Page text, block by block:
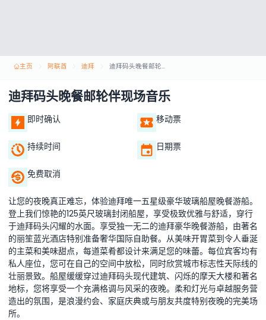
主页 阿联酋 迪拜 迪拜码头晚餐邮轮伴现场音乐
迪拜码头晚餐邮轮伴现场音乐
即时确认 移动票
持续时间 日期票
免费取消
让您的夜晚真正难忘，体验迪拜唯一五星级豪华玻璃船屋晚餐游船。
登上我们惊艳的125英尺玻璃封闭船屋，享受极致优雅与舒适，穿行
于迪拜码头闪耀的水面。享受独一无二的迪拜豪华晚餐游船，由著名
的丽笙蓝光酒店特别准备奢华国际自助餐。从美味开胃菜到令人垂涎
的主菜和美味甜点，每道菜肴都设计来满足您的味蕾。每位宾客均有
私人座位，您可在自己的空间中放松，同时欣赏城市标志性天际线的
壮丽景致。船屋缓缓穿过迪拜码头现代建筑、闪烁的摩天大楼和著名
地标，您将享受一个充满格调与风采的夜晚。柔和灯光与卓越服务营
造出的氛围，是浪漫约会、家庭庆典或与朋友共度特别夜晚的完美场
所。